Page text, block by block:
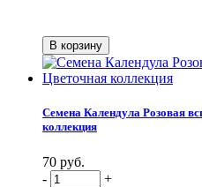
Семена Календула Розовая
коллекция
70 руб.
-
+